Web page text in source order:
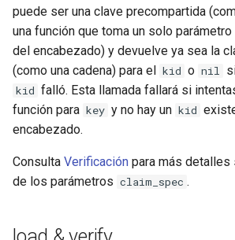
immerse
immutable
internal-redirect
ipscrub
ipset-access
puede ser una clave precompartida
una función que toma un solo
del encabezado) y devuelve ya sea la
(como una cadena) para el kid o nil
kid falló. Esta llamada fallará si
función para key y no hay un kid
encabezado.
Consulta Verificación para más
de los parámetros claim_spec .